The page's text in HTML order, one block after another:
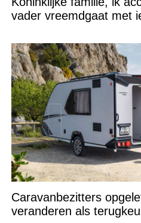
vader vreemdgaat met
Caravanbezitters
veranderen als